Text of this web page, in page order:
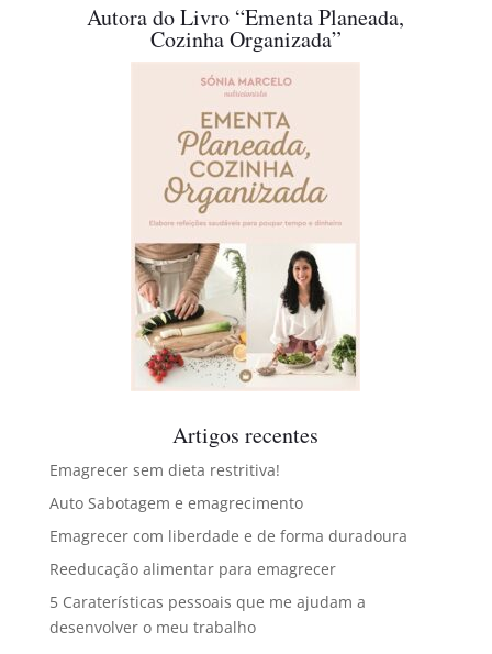
Autora do Livro “Ementa Planeada,
Cozinha Organizada”
Artigos recentes
Emagrecer sem dieta restritiva!
Auto Sabotagem e emagrecimento
Emagrecer com liberdade e de forma duradoura
Reeducação alimentar para emagrecer
5 Caraterísticas pessoais que me ajudam a
desenvolver o meu trabalho